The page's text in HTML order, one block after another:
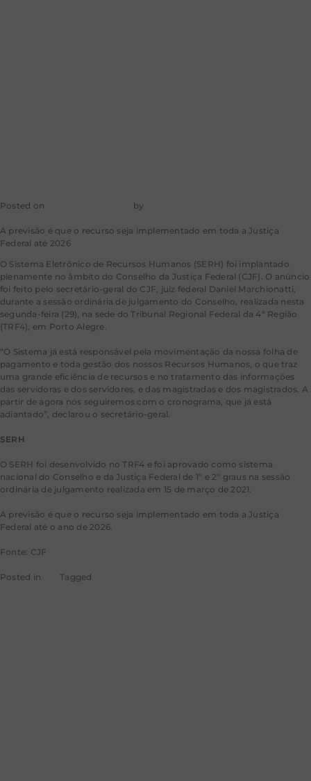
Posted on by
A previsão é que o recurso seja implementado em toda a Justiça
Federal até 2026
O Sistema Eletrônico de Recursos Humanos (SERH) foi implantado
plenamente no âmbito do Conselho da Justiça Federal (CJF). O anúncio
foi feito pelo secretário-geral do CJF, juiz federal Daniel Marchionatti,
durante a sessão ordinária de julgamento do Conselho, realizada nesta
segunda-feira (29), na sede do Tribunal Regional Federal da 4ª Região
(TRF4), em Porto Alegre.
“O Sistema já está responsável pela movimentação da nossa folha de
pagamento e toda gestão dos nossos Recursos Humanos, o que traz
uma grande eficiência de recursos e no tratamento das informações
das servidoras e dos servidores, e das magistradas e dos magistrados. A
partir de agora nós seguiremos com o cronograma, que já está
adiantado”, declarou o secretário-geral.
SERH
O SERH foi desenvolvido no TRF4 e foi aprovado como sistema
nacional do Conselho e da Justiça Federal de 1º e 2º graus na sessão
ordinária de julgamento realizada em 15 de março de 2021.
A previsão é que o recurso seja implementado em toda a Justiça
Federal até o ano de 2026.
Fonte: CJF
Posted in CJFTagged